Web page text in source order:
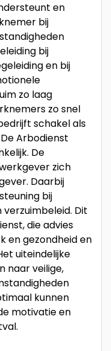
en
bij
bij
en bij
zo laag
zo snel
schakel als
Arbodienst
De
zich
Daarbij
bij
Dit
die advies
en gezondheid en
uiteindelijke
naar veilige,
kunnen
motivatie en